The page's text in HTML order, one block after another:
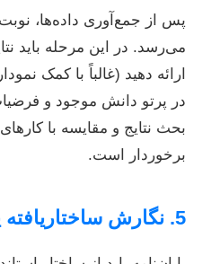
پس از جمع‌آوری داده‌ها، نوبت
می‌رسد. در این مرحله باید
ارائه دهید (غالباً با کمک
در پرتو دانش موجود و فرضیات
بحث نتایج و مقایسه با کارهای
برخوردار است.